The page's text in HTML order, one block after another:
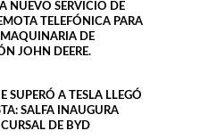
NUEVO SERVICIO DE
TELEFÓNICA PARA
DE
JOHN DEERE.
SUPERÓ A TESLA LLEGÓ
SALFA INAUGURA
DE BYD